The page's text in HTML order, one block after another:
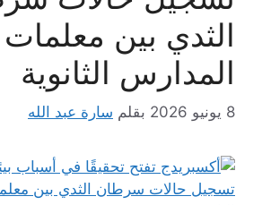
الثدي بين معلمات
المدارس الثانوية
8 يونيو 2026 بقلم سارة عبد الله